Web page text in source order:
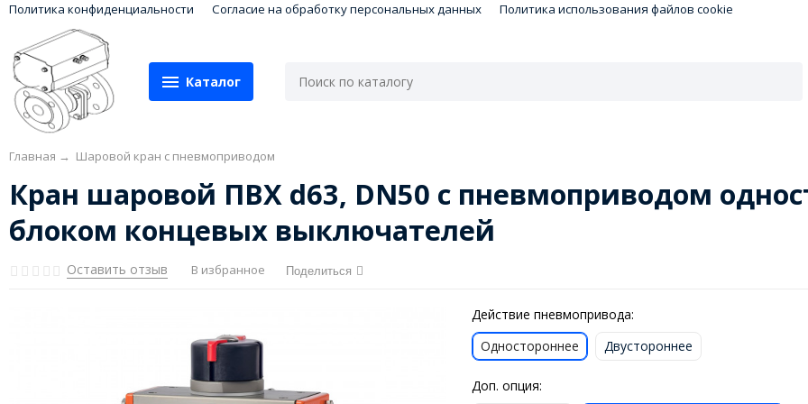
Политика конфиденциальности Согласие на обработку персональных данных Политика использования файлов cookie
Каталог
Главная → Шаровой кран с пневмоприводом
Кран шаровой ПВХ d63, DN50 с пневмоприводом
блоком концевых выключателей
Оставить отзыв В избранное Поделиться
Действие пневмопривода:
Одностороннее
Двустороннее
Доп. опция: